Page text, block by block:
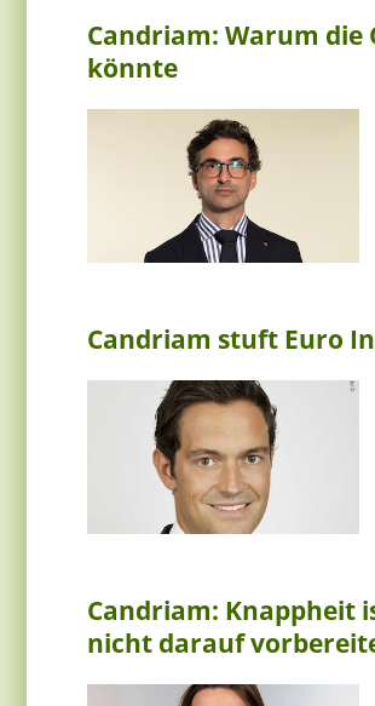
Candriam: Warum
könnte
Candriam stuft Euro
Candriam: Knappheit
nicht darauf